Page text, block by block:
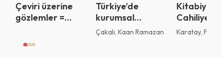
Çeviri üzerine
gözlemler =
Translation
Türkiye’de
kurumsal
yönetim
Çakalı, Kaan Ramazan
Kitabiyat :
saadete
Karatay,